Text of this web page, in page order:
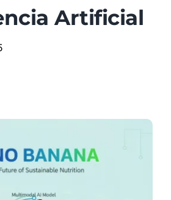
Artificial